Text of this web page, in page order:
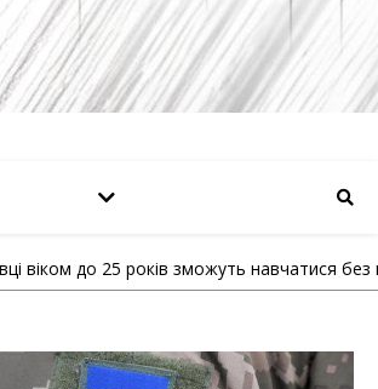
віком до 25 років зможуть навчатися